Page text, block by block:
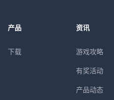
产品
下载
资讯
游戏攻略
有奖活动
产品动态